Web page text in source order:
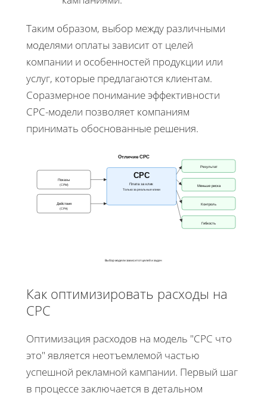
Таким образом, выбор между различными
моделями оплаты зависит от целей
компании и особенностей продукции или
услуг, которые предлагаются клиентам.
Соразмерное понимание эффективности
CPC-модели позволяет компаниям
принимать обоснованные решения.
Отличие СРС
Показы
(CPM)
Действия
(CPA)
СРС
Плата за клик
Только за реальные клики
Результат
Меньше риска
Контроль
Гибкость
Выбор модели зависит от целей и задач
Как оптимизировать расходы на
CPC
Оптимизация расходов на модель "CPC что
это" является неотъемлемой частью
успешной рекламной кампании. Первый шаг
в процессе заключается в детальном